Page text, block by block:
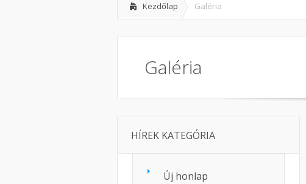
Kezdőlap Galéria
Galéria
HÍREK KATEGÓRIA
Új honlap